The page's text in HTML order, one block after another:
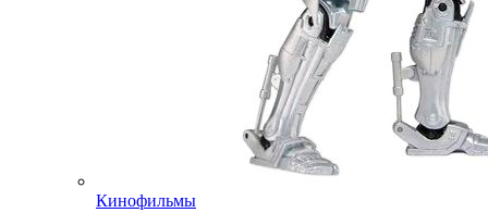
Кинофильмы